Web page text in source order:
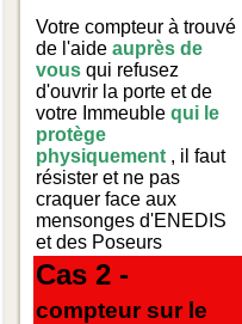
Votre compteur à trouvé
de l'aideauprès de
vous qui refusez
d'ouvrir la porte et de
votre Immeublequi le
protège
physiquement , il faut
résister et ne pas
craquer face aux
mensonges d'ENEDIS
et des Poseurs
Cas 2 -
compteur sur le